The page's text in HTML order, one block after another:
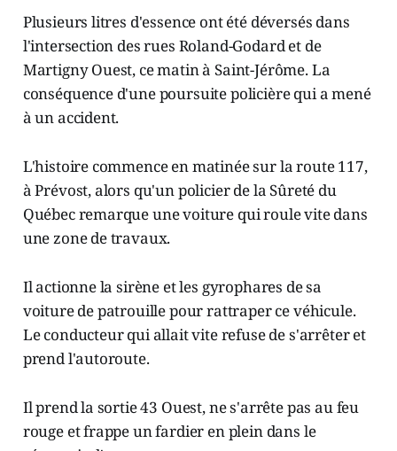
Plusieurs litres d'essence ont été déversés dans
l'intersection des rues Roland-Godard et de
Martigny Ouest, ce matin à Saint-Jérôme. La
conséquence d'une poursuite policière qui a mené
à un accident.
L'histoire commence en matinée sur la route 117,
à Prévost, alors qu'un policier de la Sûreté du
Québec remarque une voiture qui roule vite dans
une zone de travaux.
Il actionne la sirène et les gyrophares de sa
voiture de patrouille pour rattraper ce véhicule.
Le conducteur qui allait vite refuse de s'arrêter et
prend l'autoroute.
Il prend la sortie 43 Ouest, ne s'arrête pas au feu
rouge et frappe un fardier en plein dans le